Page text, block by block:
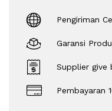
Pengiriman
Garansi
Supplier
Pembayaran